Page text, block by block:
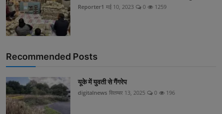
Reporter1 मई 10, 2023 0 1259
Recommended Posts
यूके में युवती से गैंगरेप
digitalnews सितम्बर 13, 2025 0 196